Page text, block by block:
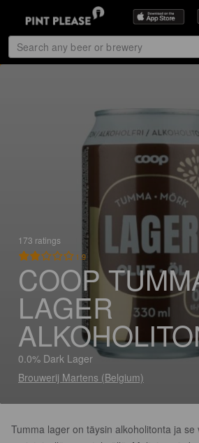
173 ratings
1.9
COOP
LAGER
0.0% Dark Lager
Brouwerij Martens (Belgium)
Tumma lager on täysin alkoholitonta ja se